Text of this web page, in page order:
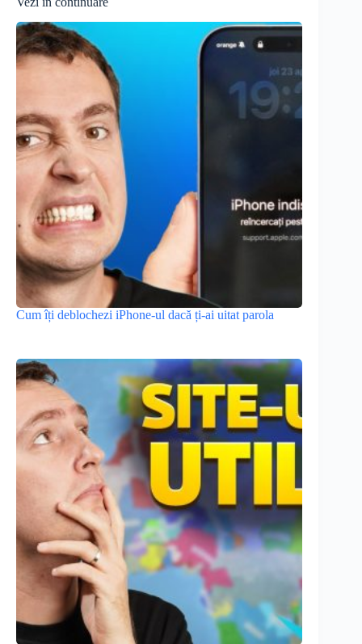
Cum îți deblochezi iPhone-ul dacă ți-ai uitat parola